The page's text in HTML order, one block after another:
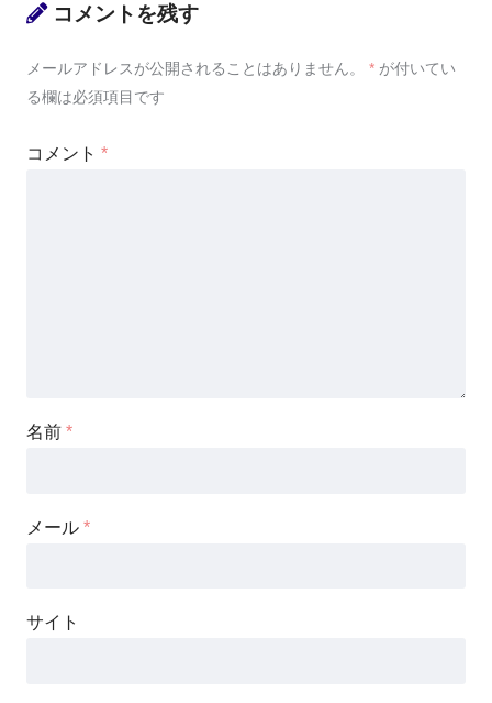
コメントを残す
メールアドレスが公開されることはありません。 * が付いてい
る欄は必須項目です
コメント *
名前 *
メール *
サイト